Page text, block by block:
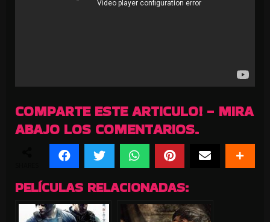
COMPARTE ESTE ARTICULO! - MIRA
ABAJO LOS COMENTARIOS.
PELÍCULAS RELACIONADAS: